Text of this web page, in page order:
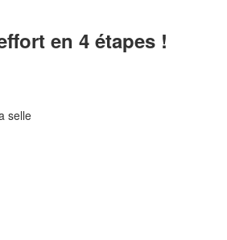
en 4 étapes !
selle